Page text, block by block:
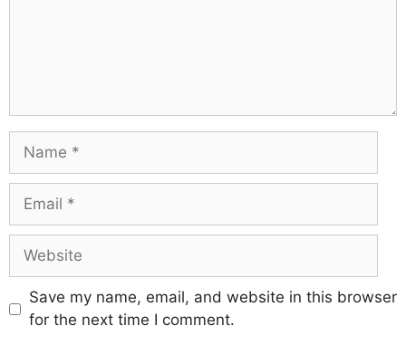
Save my name, email, and website in this browser
for the next time I comment.